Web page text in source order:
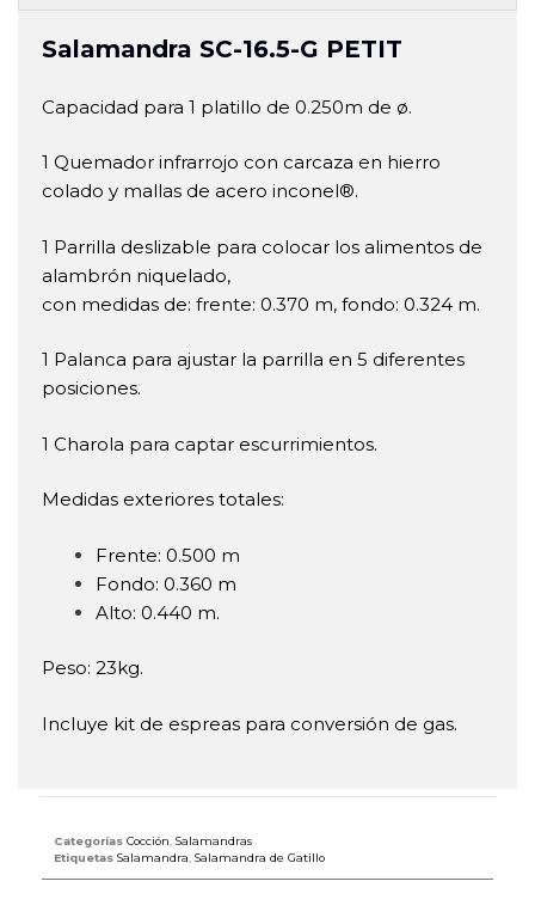
Salamandra SC-16.5-G PETIT
Capacidad para 1 platillo de 0.250m de ø.
1 Quemador infrarrojo con carcaza en hierro
colado y mallas de acero inconel®.
1 Parrilla deslizable para colocar los alimentos de
alambrón niquelado,
con medidas de: frente: 0.370 m, fondo: 0.324 m.
1 Palanca para ajustar la parrilla en 5 diferentes
posiciones.
1 Charola para captar escurrimientos.
Medidas exteriores totales:
Frente: 0.500 m
Fondo: 0.360 m
Alto: 0.440 m.
Peso: 23kg.
Incluye kit de espreas para conversión de gas.
Categorías Cocción, Salamandras
Etiquetas Salamandra, Salamandra de Gatillo